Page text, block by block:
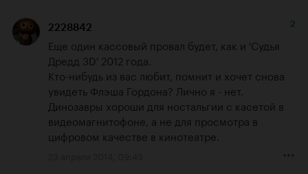
2228842 2
Еще один кассовый провал будет, как и 'Судья
Дредд 3D' 2012 года.
Кто-нибудь из вас любит, помнит и хочет снова
увидеть Флэша Гордона? Лично я - нет.
Динозавры хороши для ностальгии с касетой в
видеомагнитофоне, а не для просмотра в
цифровом качестве в кинотеатре.